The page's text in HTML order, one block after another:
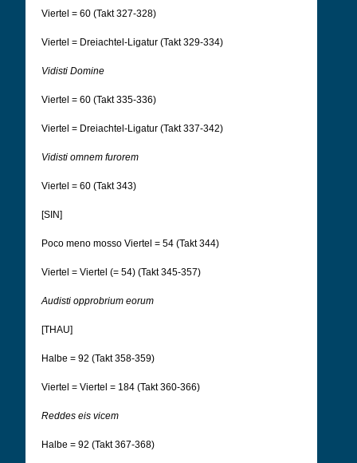
Viertel = 60 (Takt 327-328)
Viertel = Dreiachtel-Ligatur (Takt 329-334)
Vidisti Domine
Viertel = 60 (Takt 335-336)
Viertel = Dreiachtel-Ligatur (Takt 337-342)
Vidisti omnem furorem
Viertel = 60 (Takt 343)
[SIN]
Poco meno mosso Viertel = 54 (Takt 344)
Viertel = Viertel (= 54) (Takt 345-357)
Audisti opprobrium eorum
[THAU]
Halbe = 92 (Takt 358-359)
Viertel = Viertel = 184 (Takt 360-366)
Reddes eis vicem
Halbe = 92 (Takt 367-368)